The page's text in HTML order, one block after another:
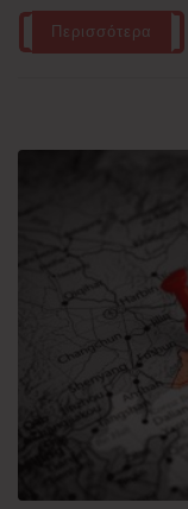
Περισσότερα